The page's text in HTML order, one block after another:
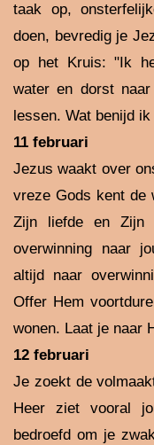
taak op,
doen, bevredig je
op het Kruis: "Ik
water en dorst
lessen. Wat benijd
11 februari
Jezus waakt over
vreze Gods kent de
Zijn liefde en Zijn
overwinning naar
altijd naar
Offer Hem
wonen. Laat je naar
12 februari
Je zoekt de
Heer ziet vooral
bedroefd om je